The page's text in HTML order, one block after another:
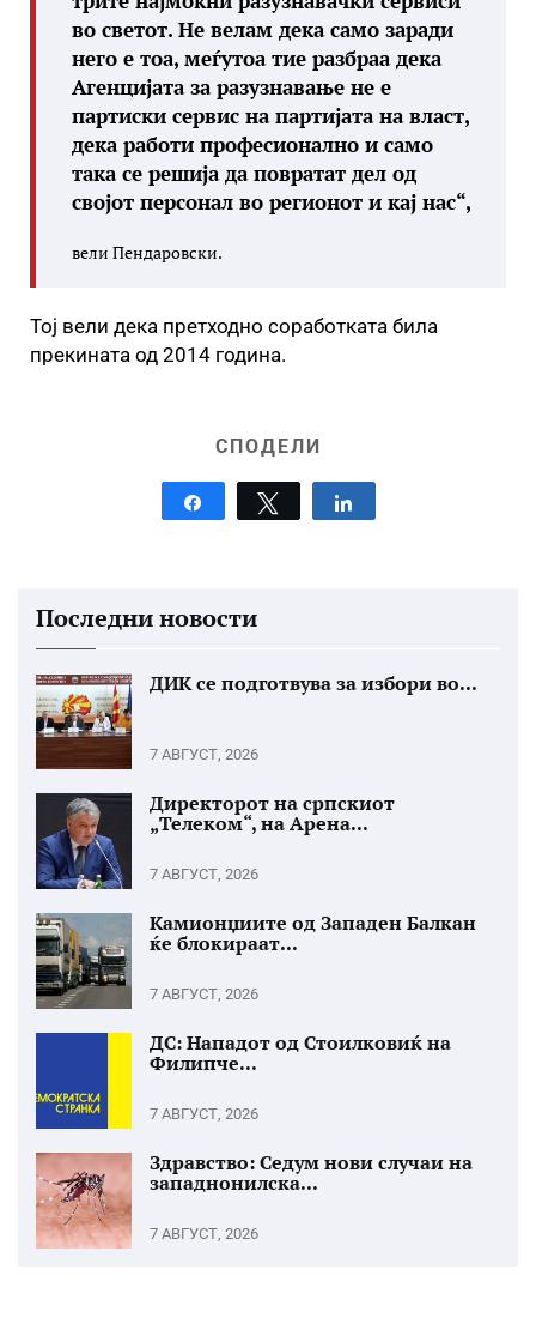
во светот. Не велам дека само заради
него е тоа, меѓутоа тие разбраа дека
Агенцијата за разузнавање не е
партиски сервис на партијата на власт,
дека работи професионално и само
така се решија да повратат дел од
својот персонал во регионот и кај нас“,
вели Пендаровски.
Тој вели дека претходно соработката била
прекината од 2014 година.
СПОДЕЛИ
Tweet
Последни новости
ДИК се подготвува за избори во...
7 АВГУСТ, 2026
Директорот на српскиот
„Телеком“, на Арена...
7 АВГУСТ, 2026
Камионџиите од Западен Балкан
ќе блокираат...
7 АВГУСТ, 2026
ДС: Нападот од Стоилковиќ на
Филипче...
7 АВГУСТ, 2026
Здравство: Седум нови случаи на
западнонилска...
7 АВГУСТ, 2026